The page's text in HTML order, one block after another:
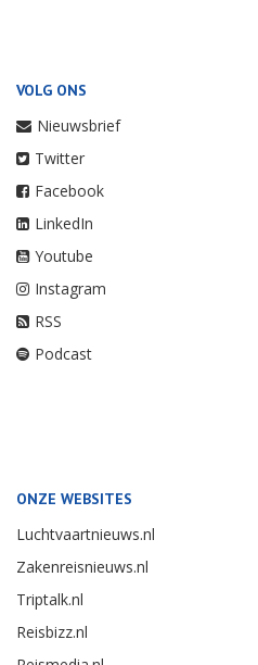
VOLG ONS
Nieuwsbrief
Twitter
Facebook
LinkedIn
Youtube
Instagram
RSS
Podcast
ONZE WEBSITES
Luchtvaartnieuws.nl
Zakenreisnieuws.nl
Triptalk.nl
Reisbizz.nl